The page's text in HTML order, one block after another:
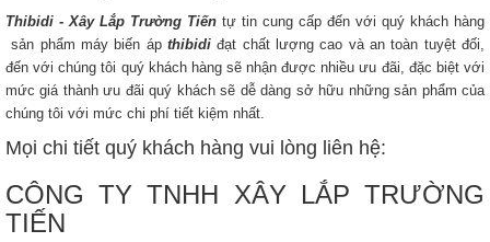
Thibidi - Xây Lắp Trường Tiến tự tin cung cấp đến với quý khách hàng
sản phẩm máy biến áp thibidi đạt chất lượng cao và an toàn tuyệt đối,
đến với chúng tôi quý khách hàng sẽ nhận được nhiều ưu đãi, đặc biệt với
mức giá thành ưu đãi quý khách sẽ dễ dàng sở hữu những sản phẩm của
chúng tôi với mức chi phí tiết kiệm nhất.
Mọi chi tiết quý khách hàng vui lòng liên hệ:
CÔNG TY TNHH XÂY LẮP TRƯỜNG
TIẾN